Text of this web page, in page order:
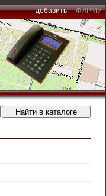
добавить ФИРМУ